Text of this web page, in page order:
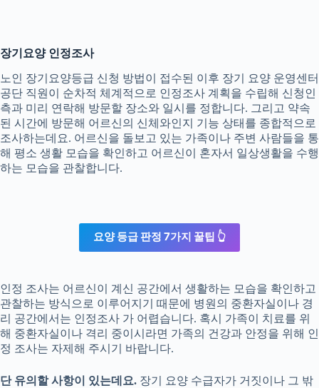
장기요양 인정조사
노인 장기요양등급 신청 방법이 접수된 이후 장기 요양 운영센터
공단 직원이 순차적 체계적으로 인정조사 계획을 수립해 신청인
측과 미리 연락해 방문할 장소와 일시를 정합니다. 그리고 약속
된 시간에 방문해 어르신의 신체와인지 기능 상태를 종합적으로
조사하는데요. 어르신을 돌보고 있는 가족이나 주변 사람들을 통
해 평소 생활 모습을 확인하고 어르신이 혼자서 일상생활을 수행
하는 모습을 관찰합니다.
요양 등급 판정 7가지 꿀팁 👆
인정 조사는 어르신이 계신 공간에서 생활하는 모습을 확인하고
관찰하는 방식으로 이루어지기 때문에 병원의 중환자실이나 경
리 공간에서는 인정조사 가 어렵습니다. 혹시 가족이 치료를 위
해 중환자실이나 격리 중이시라면 가족의 건강과 안정을 위해 인
정 조사는 자제해 주시기 바랍니다.
단 유의할 사항이 있는데요. 장기 요양 수급자가 거짓이나 그 밖